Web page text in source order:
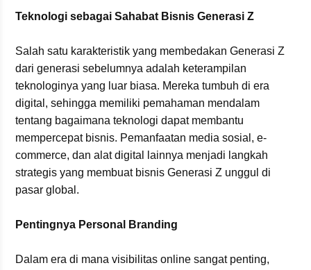
Teknologi sebagai Sahabat Bisnis Generasi Z
Salah satu karakteristik yang membedakan Generasi Z
dari generasi sebelumnya adalah keterampilan
teknologinya yang luar biasa. Mereka tumbuh di era
digital, sehingga memiliki pemahaman mendalam
tentang bagaimana teknologi dapat membantu
mempercepat bisnis. Pemanfaatan media sosial, e-
commerce, dan alat digital lainnya menjadi langkah
strategis yang membuat bisnis Generasi Z unggul di
pasar global.
Pentingnya Personal Branding
Dalam era di mana visibilitas online sangat penting,